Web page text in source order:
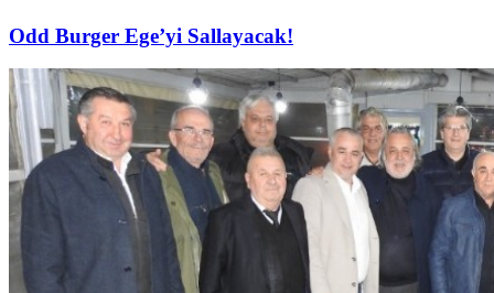
Odd Burger Ege’yi Sallayacak!